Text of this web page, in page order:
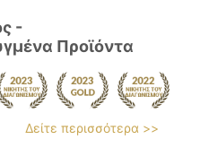
-
Προϊόντα
Δείτε περισσότερα >>